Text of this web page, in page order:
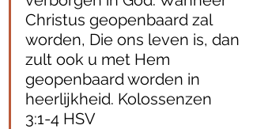
Christus geopenbaard zal
worden, Die ons leven is, dan
zult ook u met Hem
geopenbaard worden in
heerlijkheid. Kolossenzen
3:1‭-‬4 HSV